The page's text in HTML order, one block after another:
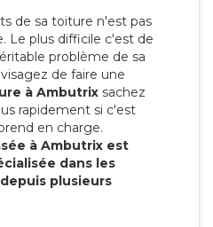
de sa toiture n'est pas
Le plus difficile c'est de
problème de sa
de faire une
à Ambutrix sachez
rapidement si c'est
en charge.
à Ambutrix est
dans les
plusieurs